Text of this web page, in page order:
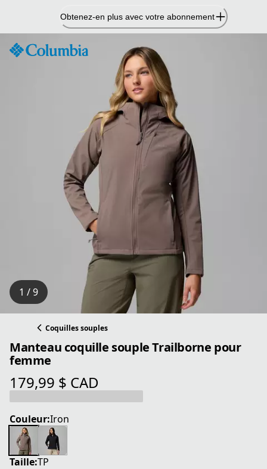
contenu
Obtenez-en plus avec votre abonnement
1 / 9
Coquilles souples
Manteau coquille souple Trailborne pour
femme
179,99 $ CAD
prix actuel 179,99 $ CAD
Couleur:Iron
Taille:TP